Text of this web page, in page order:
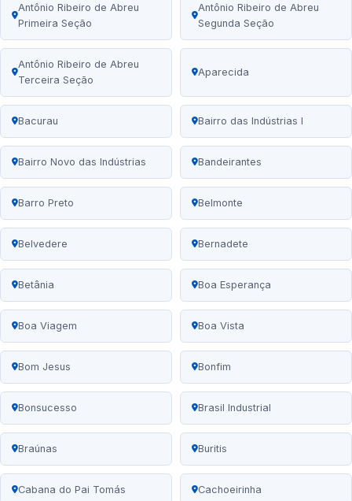
Antônio Ribeiro de Abreu
Primeira Seção
Antônio Ribeiro de Abreu
Segunda Seção
Antônio Ribeiro de Abreu
Terceira Seção
Aparecida
Bacurau Bairro das Indústrias I
Bairro Novo das Indústrias Bandeirantes
Barro Preto Belmonte
Belvedere Bernadete
Betânia Boa Esperança
Boa Viagem Boa Vista
Bom Jesus Bonfim
Bonsucesso Brasil Industrial
Braúnas Buritis
Cabana do Pai Tomás Cachoeirinha